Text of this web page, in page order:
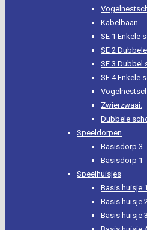
Kabelbaan
SE 1 Enkele
SE 2
SE 3 Dubbel
SE 4 Enkele
Zwierzwaai.
Dubbele
Speeldorpen
Basisdorp 3
Basisdorp 1
Speelhuisjes
Basis huisje 1
Basis huisje
Basis huisje 3